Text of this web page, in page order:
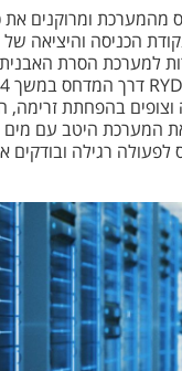
מהמערכת ומרוקנים את
הכניסה והיציאה
למערכת הסרת
וצופים בהפחתת
המערכת היטב עם מים
רגילה ובודקים